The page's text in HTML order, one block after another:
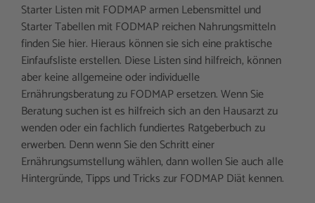
Starter Listen mit FODMAP armen Lebensmittel und
Starter Tabellen mit FODMAP reichen Nahrungsmitteln
finden Sie hier. Hieraus können sie sich eine praktische
Einfaufsliste erstellen. Diese Listen sind hilfreich, können
aber keine allgemeine oder individuelle
Ernährungsberatung zu FODMAP ersetzen. Wenn Sie
Beratung suchen ist es hilfreich sich an den Hausarzt zu
wenden oder ein fachlich fundiertes Ratgeberbuch zu
erwerben. Denn wenn Sie den Schritt einer
Ernährungsumstellung wählen, dann wollen Sie auch alle
Hintergründe, Tipps und Tricks zur FODMAP Diät kennen.